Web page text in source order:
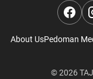
About UsPedoman
© 2026